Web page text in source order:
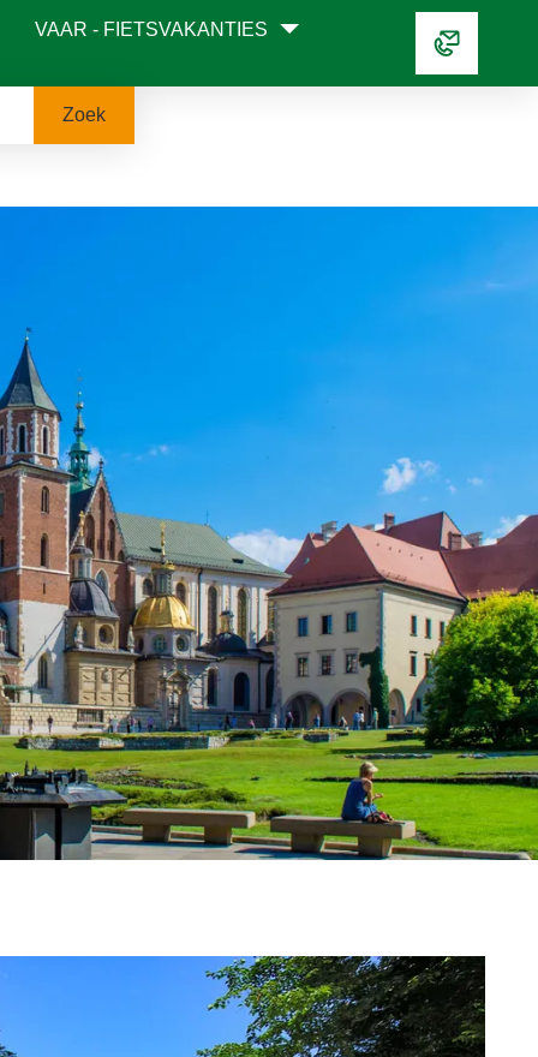
VAAR - FIETSVAKANTIES
Zoek